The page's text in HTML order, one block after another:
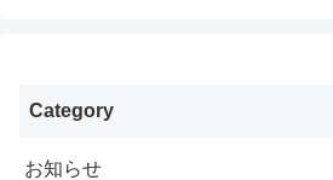
Category
お知らせ